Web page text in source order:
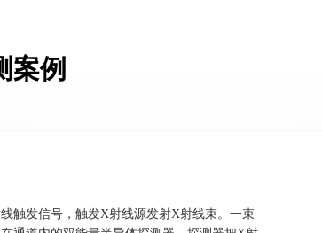
案例
触发信号，触发X射线源发射X射线束。一束